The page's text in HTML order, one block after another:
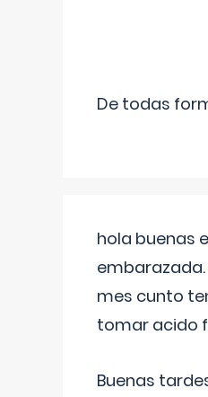
De todas
hola buenas
embarazada.
mes cunto
tomar acido
Buenas